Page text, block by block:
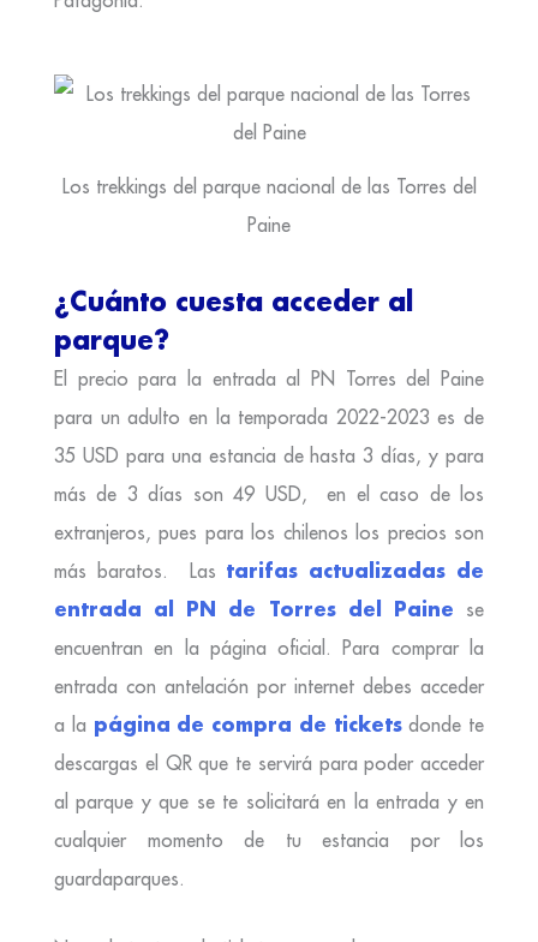
Los trekkings del parque nacional de las Torres del
Paine
¿Cuánto cuesta acceder al
parque?
El precio para la entrada al PN Torres del Paine
para un adulto en la temporada 2022-2023 es de
35 USD para una estancia de hasta 3 días, y para
más de 3 días son 49 USD, en el caso de los
extranjeros, pues para los chilenos los precios son
más baratos. Las tarifas actualizadas de
entrada al PN de Torres del Paine se
encuentran en la página oficial. Para comprar la
entrada con antelación por internet debes acceder
a la página de compra de tickets donde te
descargas el QR que te servirá para poder acceder
al parque y que se te solicitará en la entrada y en
cualquier momento de tu estancia por los
guardaparques.